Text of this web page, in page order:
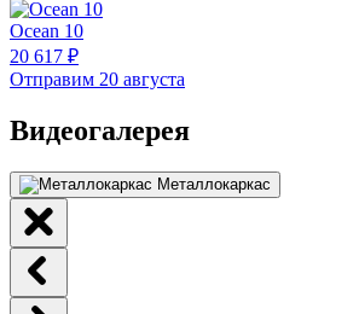
Ocean 10
20 617 ₽
Отправим 20 августа
Видеогалерея
Металлокаркас